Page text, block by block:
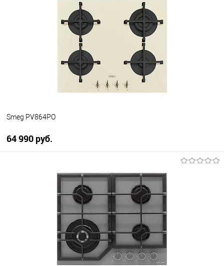
Купить в 1 клик
Smeg PV864PO
64 990 руб.
Купить в 1 клик